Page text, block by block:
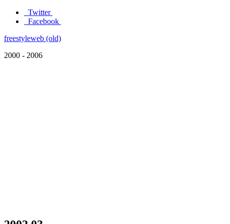
Twitter
Facebook
freestyleweb (old)
2000 - 2006